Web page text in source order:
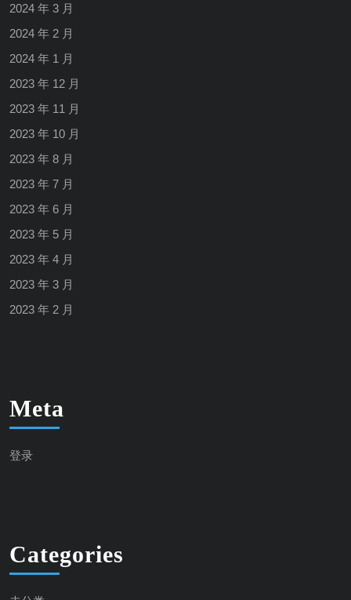
2024 年 3 月
2024 年 2 月
2024 年 1 月
2023 年 12 月
2023 年 11 月
2023 年 10 月
2023 年 8 月
2023 年 7 月
2023 年 6 月
2023 年 5 月
2023 年 4 月
2023 年 3 月
2023 年 2 月
Meta
登录
Categories